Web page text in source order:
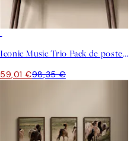
Iconic Music Trio Pack de posters
59,01 €98,35 €